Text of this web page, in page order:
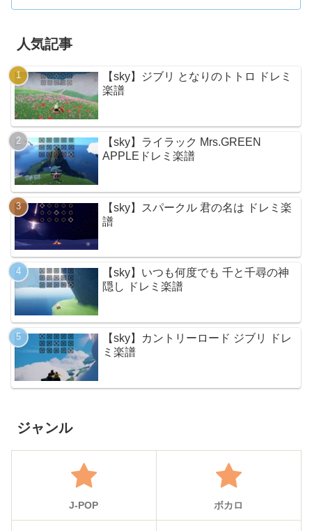
人気記事
【sky】ジブリ となりのトトロ ドレミ
楽譜
【sky】ライラック Mrs.GREEN
APPLEドレミ楽譜
【sky】スパークル 君の名は ドレミ楽
譜
【sky】いつも何度でも 千と千尋の神
隠し ドレミ楽譜
【sky】カントリーロード ジブリ ドレ
ミ楽譜
ジャンル
J-POP ボカロ